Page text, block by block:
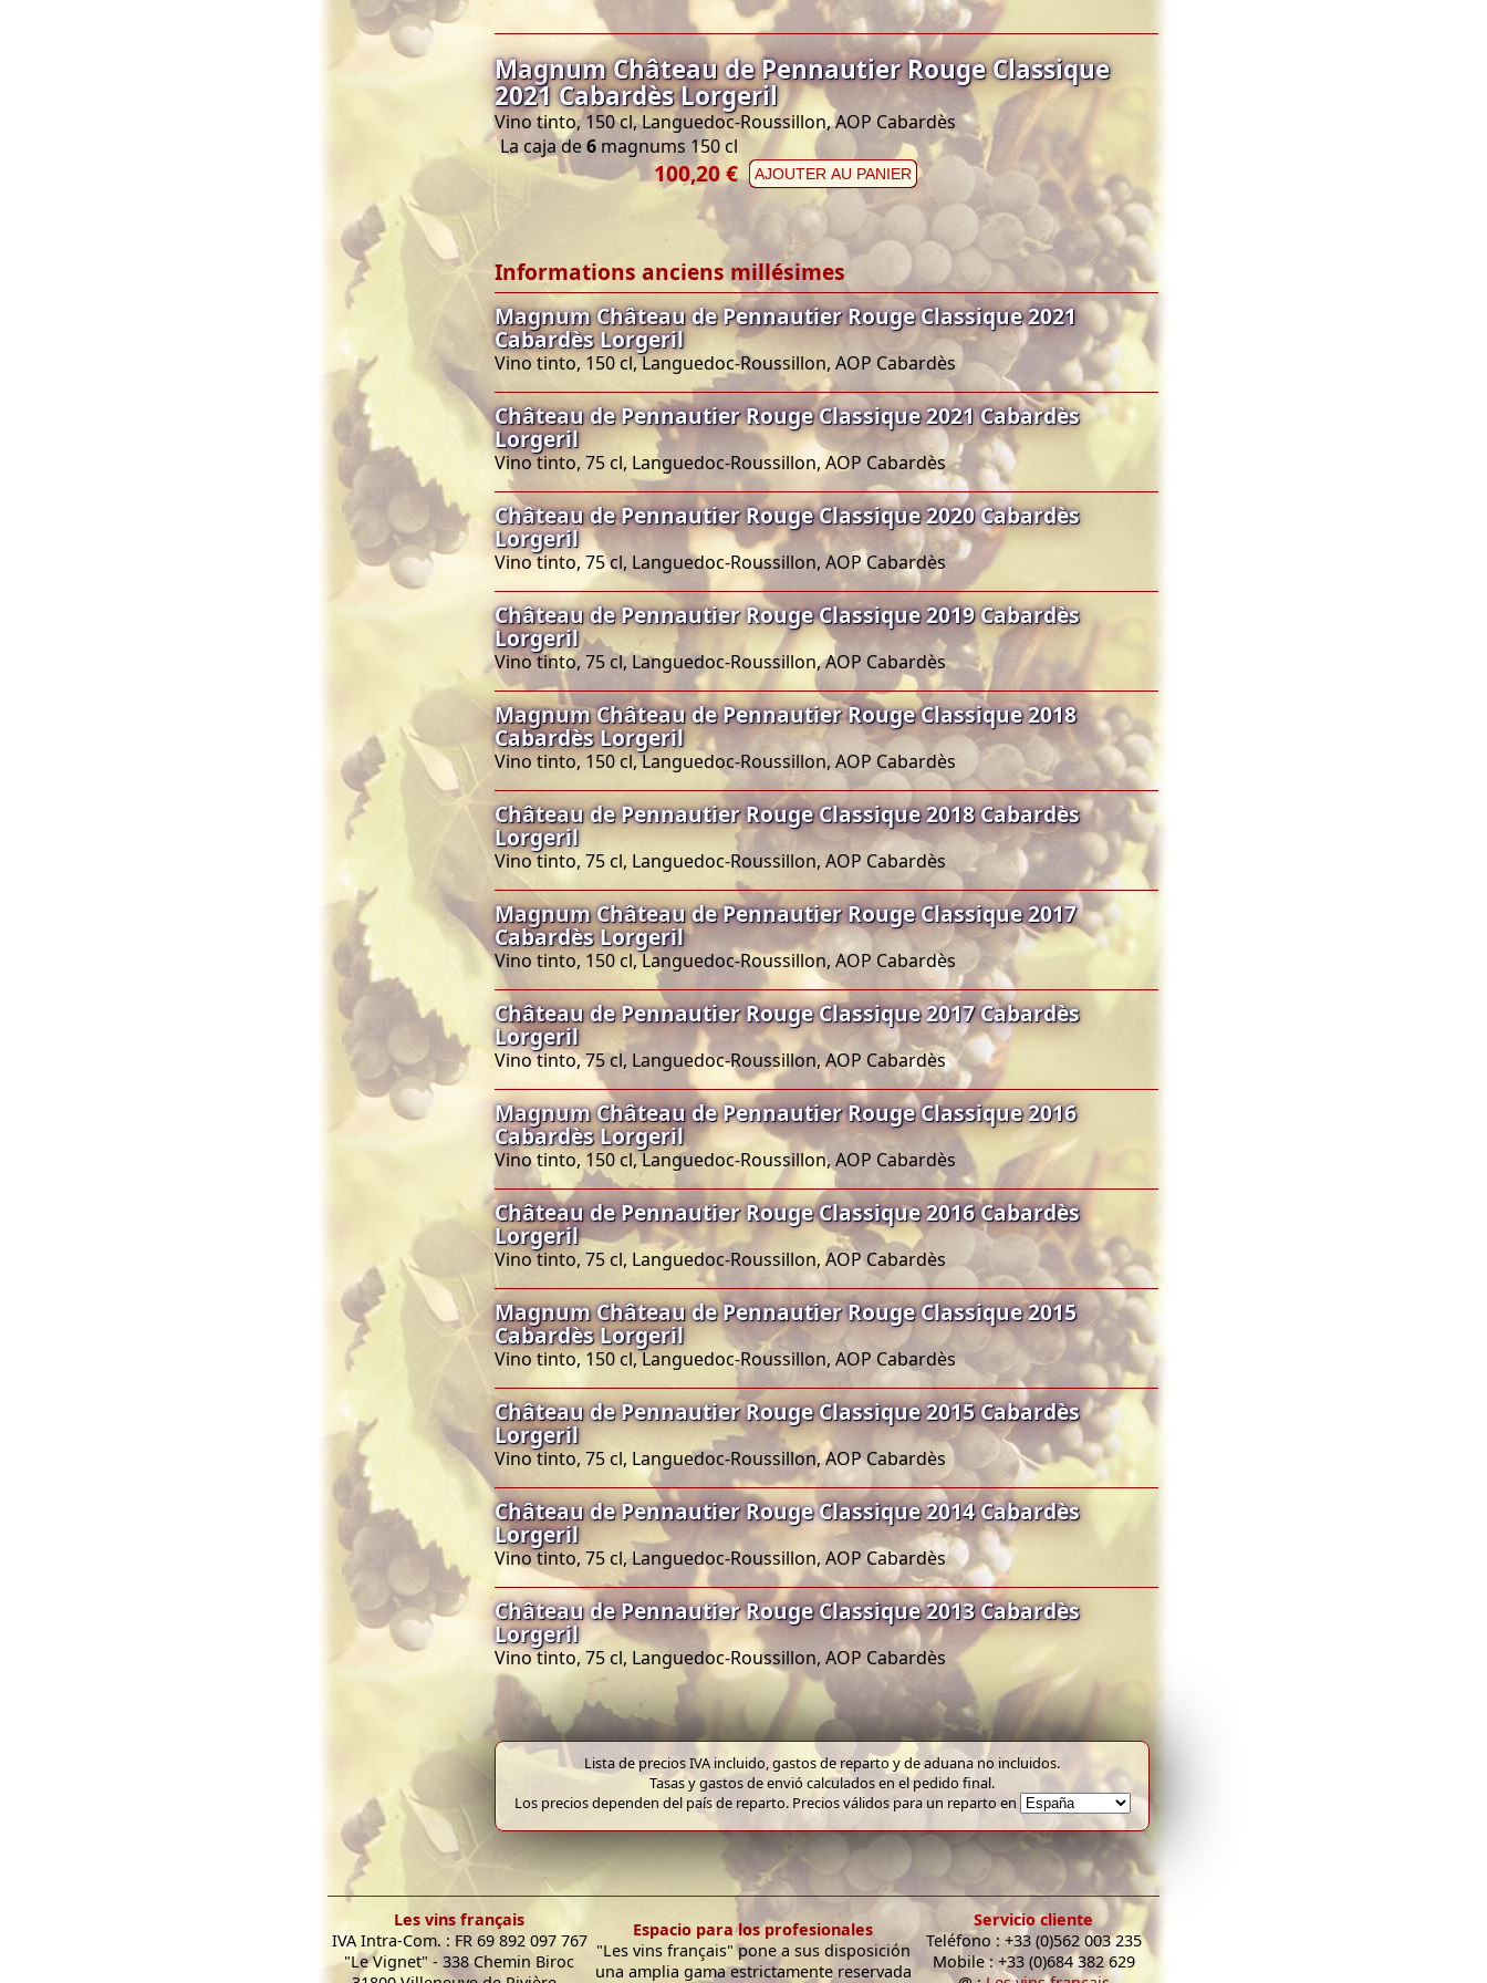
Magnum Château de Pennautier Rouge Classique
2021 Cabardès Lorgeril
Vino tinto, 150 cl, Languedoc-Roussillon, AOP Cabardès
La caja de6 magnums 150 cl
100,20 € AJOUTER AU PANIER
Informations anciens millésimes
Magnum Château de Pennautier Rouge Classique 2021
Cabardès Lorgeril
Vino tinto, 150 cl, Languedoc-Roussillon, AOP Cabardès
Château de Pennautier Rouge Classique 2021 Cabardès
Lorgeril
Vino tinto, 75 cl, Languedoc-Roussillon, AOP Cabardès
Château de Pennautier Rouge Classique 2020 Cabardès
Lorgeril
Vino tinto, 75 cl, Languedoc-Roussillon, AOP Cabardès
Château de Pennautier Rouge Classique 2019 Cabardès
Lorgeril
Vino tinto, 75 cl, Languedoc-Roussillon, AOP Cabardès
Magnum Château de Pennautier Rouge Classique 2018
Cabardès Lorgeril
Vino tinto, 150 cl, Languedoc-Roussillon, AOP Cabardès
Château de Pennautier Rouge Classique 2018 Cabardès
Lorgeril
Vino tinto, 75 cl, Languedoc-Roussillon, AOP Cabardès
Magnum Château de Pennautier Rouge Classique 2017
Cabardès Lorgeril
Vino tinto, 150 cl, Languedoc-Roussillon, AOP Cabardès
Château de Pennautier Rouge Classique 2017 Cabardès
Lorgeril
Vino tinto, 75 cl, Languedoc-Roussillon, AOP Cabardès
Magnum Château de Pennautier Rouge Classique 2016
Cabardès Lorgeril
Vino tinto, 150 cl, Languedoc-Roussillon, AOP Cabardès
Château de Pennautier Rouge Classique 2016 Cabardès
Lorgeril
Vino tinto, 75 cl, Languedoc-Roussillon, AOP Cabardès
Magnum Château de Pennautier Rouge Classique 2015
Cabardès Lorgeril
Vino tinto, 150 cl, Languedoc-Roussillon, AOP Cabardès
Château de Pennautier Rouge Classique 2015 Cabardès
Lorgeril
Vino tinto, 75 cl, Languedoc-Roussillon, AOP Cabardès
Château de Pennautier Rouge Classique 2014 Cabardès
Lorgeril
Vino tinto, 75 cl, Languedoc-Roussillon, AOP Cabardès
Château de Pennautier Rouge Classique 2013 Cabardès
Lorgeril
Vino tinto, 75 cl, Languedoc-Roussillon, AOP Cabardès
Lista de precios IVA incluido, gastos de reparto y de aduana no incluidos.
Tasas y gastos de envió calculados en el pedido final.
Los precios dependen del país de reparto. Precios válidos para un reparto en
Les vins français
IVA Intra-Com. : FR 69 892 097 767
"Le Vignet" - 338 Chemin Biroc
Espacio para los profesionales
"Les vins français" pone a sus disposición
una amplia gama estrictamente reservada
Servicio cliente
Teléfono : +33 (0)562 003 235
Mobile : +33 (0)684 382 629